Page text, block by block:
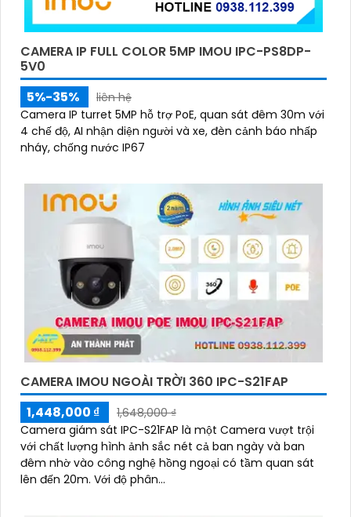
CAMERA IP FULL COLOR 5MP IMOU IPC-PS8DP-
5V0
5%-35%
liên hệ
Camera IP turret 5MP hỗ trợ PoE, quan sát đêm 30m với
4 chế độ, AI nhận diện người và xe, đèn cảnh báo nhấp
nháy, chống nước IP67
CAMERA IMOU NGOÀI TRỜI 360 IPC-S21FAP
1,448,000 ₫
1,648,000 ₫
Camera giám sát IPC-S21FAP là một Camera vượt trội
với chất lượng hình ảnh sắc nét cả ban ngày và ban
đêm nhờ vào công nghệ hồng ngoại có tầm quan sát
lên đến 20m. Với độ phân...